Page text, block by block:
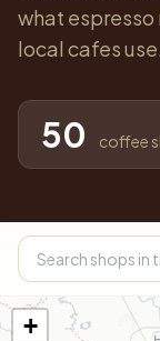
what espresso
local cafes use.
50 coffee
+